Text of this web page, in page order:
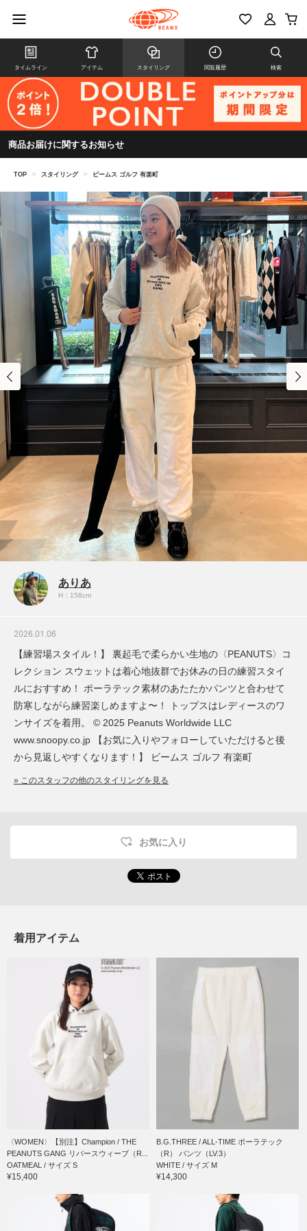
タイムライン アイテム スタイリング 閲覧履歴 検索
商品お届けに関するお知らせ
TOP > スタイリング > ビームス ゴルフ 有楽町
ありあ
H：158cm
2026.01.06
【練習場スタイル！】 裏起毛で柔らかい生地の〈PEANUTS〉コ
レクション スウェットは着心地抜群でお休みの日の練習スタイ
ルにおすすめ！ ポーラテック素材のあたたかパンツと合わせて
防寒しながら練習楽しめますよ〜！ トップスはレディースのワ
ンサイズを着用。 © 2025 Peanuts Worldwide LLC
www.snoopy.co.jp 【お気に入りやフォローしていただけると後
から見返しやすくなります！】 ビームス ゴルフ 有楽町
» このスタッフの他のスタイリングを見る
お気に入り
着用アイテム
〈WOMEN〉【別注】Champion / THE
PEANUTS GANG リバースウィーブ（R...
OATMEAL / サイズ S
¥15,400
B.G.THREE / ALL-TIME ポーラテック
（R） パンツ（LV.3）
WHITE / サイズ M
¥14,300